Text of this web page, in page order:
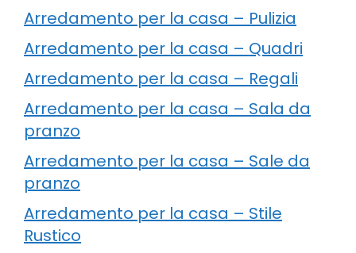
Arredamento per la casa – Pulizia
Arredamento per la casa – Quadri
Arredamento per la casa – Regali
Arredamento per la casa – Sala da
pranzo
Arredamento per la casa – Sale da
pranzo
Arredamento per la casa – Stile
Rustico